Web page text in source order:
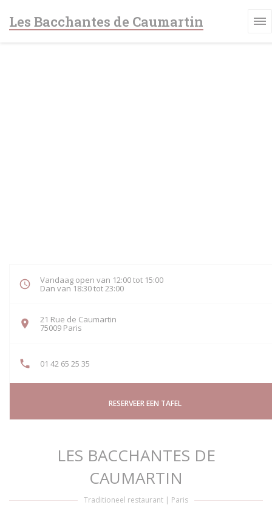
Les Bacchantes de Caumartin
Vandaag open van 12:00 tot 15:00
Dan van 18:30 tot 23:00
21 Rue de Caumartin
75009 Paris
01 42 65 25 35
RESERVEER EEN TAFEL
LES BACCHANTES DE
CAUMARTIN
Traditioneel restaurant | Paris